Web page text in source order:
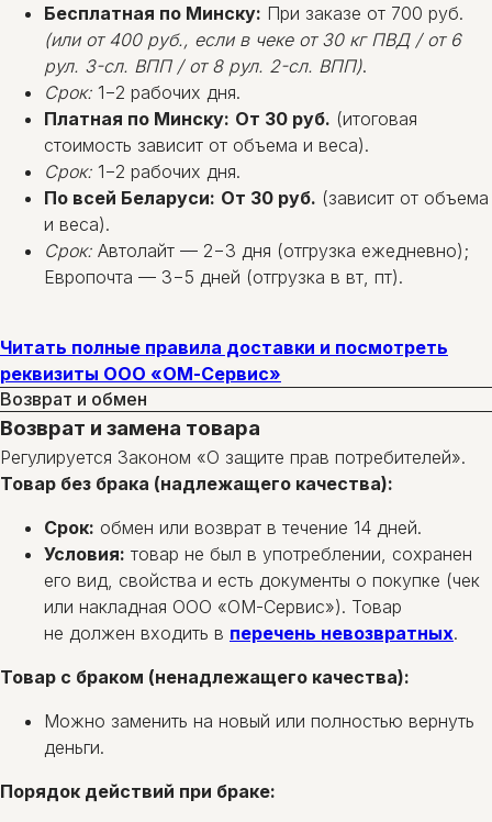
Бесплатная по Минску: При заказе от 700 руб.
(или от 400 руб., если в чеке от 30 кг ПВД / от 6
рул. 3-сл. ВПП / от 8 рул. 2-сл. ВПП).
Срок: 1−2 рабочих дня.
Платная по Минску: От 30 руб. (итоговая
стоимость зависит от объема и веса).
Срок: 1−2 рабочих дня.
По всей Беларуси: От 30 руб. (зависит от объема
и веса).
Срок: Автолайт — 2−3 дня (отгрузка ежедневно);
Европочта — 3−5 дней (отгрузка в вт, пт).
Читать полные правила доставки и посмотреть
реквизиты ООО «ОМ-Сервис»
Возврат и обмен
Возврат и замена товара
Регулируется Законом «О защите прав потребителей».
Товар без брака (надлежащего качества):
Срок: обмен или возврат в течение 14 дней.
Условия: товар не был в употреблении, сохранен
его вид, свойства и есть документы о покупке (чек
или накладная ООО «ОМ-Сервис»). Товар
не должен входить в перечень невозвратных.
Товар с браком (ненадлежащего качества):
Можно заменить на новый или полностью вернуть
деньги.
Порядок действий при браке: